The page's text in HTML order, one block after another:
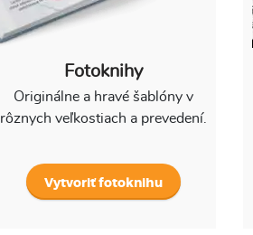
Fotoknihy
Originálne a hravé šablóny v
rôznych veľkostiach a prevedení.
Vytvoriť fotoknihu